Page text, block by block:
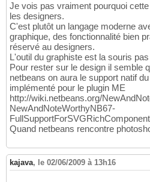
Je vois pas vraiment pourquoi
les designers.
C'est plutôt un langage moderne
graphique, des fonctionnalité bien
réservé au designers.
L'outil du graphiste est la souris
Pour rester sur le design il semble
netbeans on aura le support natif
implémenté pour le plugin ME
http://wiki.netbeans.org/
NewAndNoteWorthyNB67-
Quand netbeans rencontre
kajava, le 02/06/2009 à 13h16